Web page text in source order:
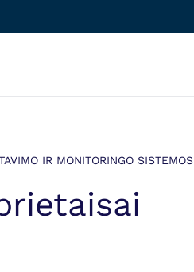
IR MONITORINGO SISTEMOS